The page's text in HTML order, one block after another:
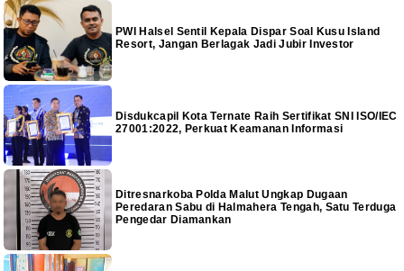
PWI Halsel Sentil Kepala Dispar Soal Kusu Island
Resort, Jangan Berlagak Jadi Jubir Investor
Disdukcapil Kota Ternate Raih Sertifikat SNI ISO/IEC
27001:2022, Perkuat Keamanan Informasi
Ditresnarkoba Polda Malut Ungkap Dugaan
Peredaran Sabu di Halmahera Tengah, Satu Terduga
Pengedar Diamankan